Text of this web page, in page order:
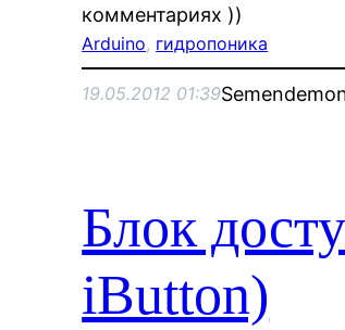
комментариях ))
Arduino, гидропоника
19.05.2012 01:39
Блок
iButton)